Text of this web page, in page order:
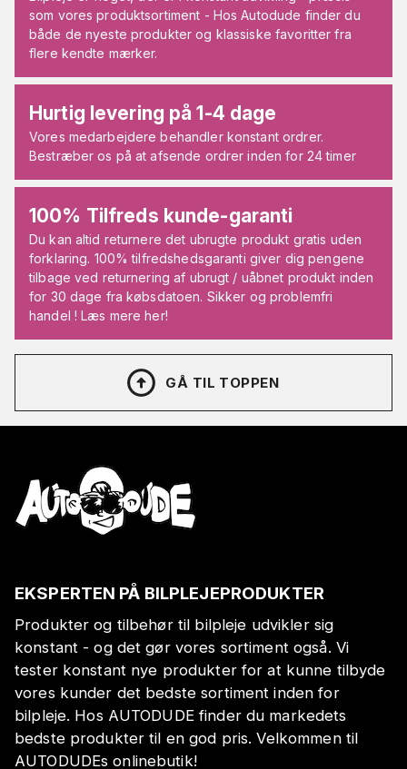
som vores produktsortiment - Hos Autodude finder du
både de nyeste produkter og klassiske favoritter fra
flere kendte mærker.
Hurtig levering på 1-4 dage
Vores medarbejdere behandler konstant ordrer.
Bestræber os på at afsende ordrer inden for 24 timer
100% Tilfreds kunde-garanti
Du kan altid returnere det ubrugte produkt gratis uden
forklaring. 100% tilfredshedsgaranti giver dig pengene
tilbage ved returnering af ubrugt / uåbnet produkt inden
for 30 dage fra købsdatoen. Sikker og problemfri
handel ! Læs mere her!
GÅ TIL TOPPEN
EKSPERTEN PÅ BILPLEJEPRODUKTER
Produkter og tilbehør til bilpleje udvikler sig
konstant - og det gør vores sortiment også. Vi
tester konstant nye produkter for at kunne tilbyde
vores kunder det bedste sortiment inden for
bilpleje. Hos AUTODUDE finder du markedets
bedste produkter til en god pris. Velkommen til
AUTODUDEs onlinebutik!